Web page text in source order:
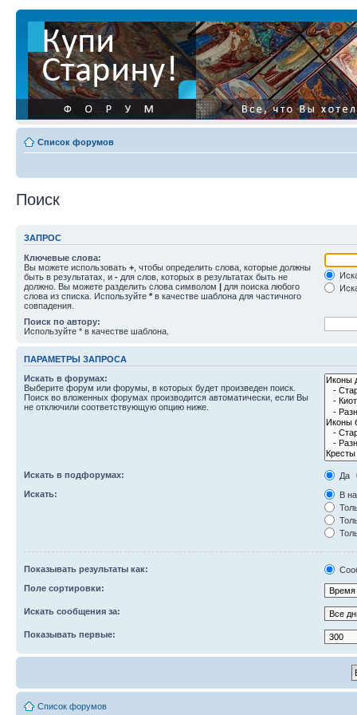
Список форумов
Поиск
ЗАПРОС
Ключевые слова:
Вы можете использовать + , чтобы определить слова, которые должны
быть в результатах, и - для слов, которых в результатах быть не
должно. Вы можете разделить слова символом | для поиска любого
слова из списка. Используйте * в качестве шаблона для частичного
совпадения.
Поиск по автору:
Используйте * в качестве шаблона.
ПАРАМЕТРЫ ЗАПРОСА
Искать в форумах:
Выберите форум или форумы, в которых будет произведен поиск.
Поиск во вложенных форумах производится автоматически, если Вы
не отключили соответствующую опцию ниже.
Искать в подфорумах:
Да
Искать:
В
Показывать результаты как:
Поле сортировки:
Искать сообщения за:
Показывать первые:
Список форумов